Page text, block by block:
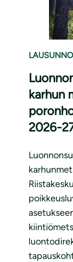
karhun
2026-